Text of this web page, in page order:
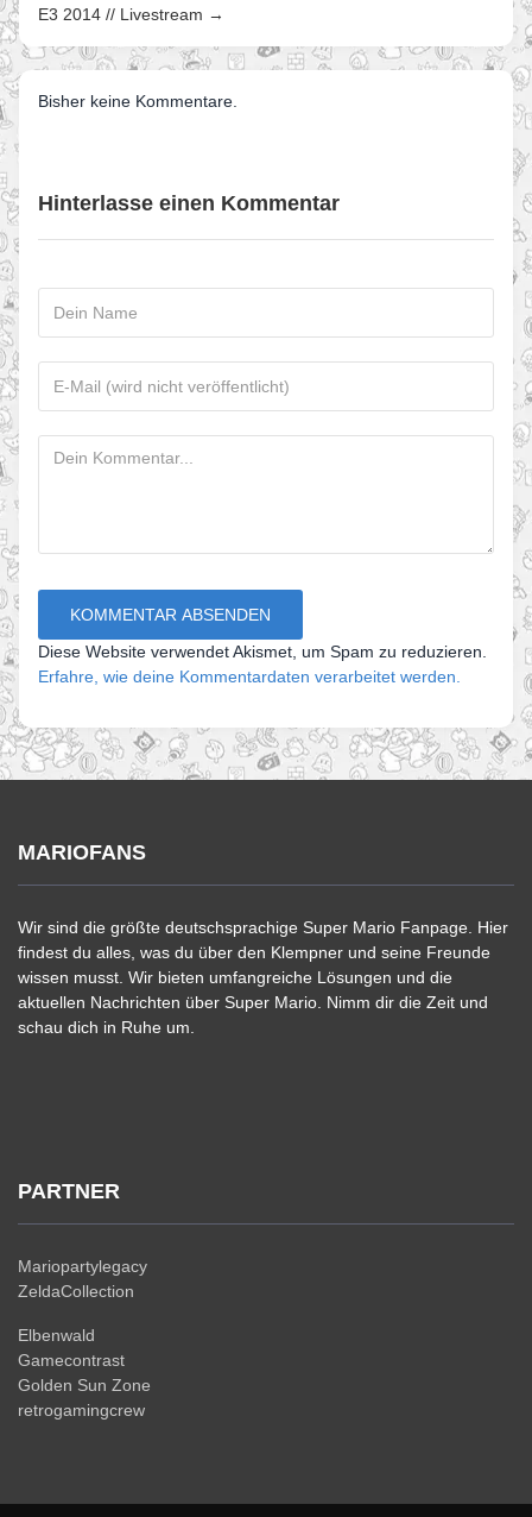
E3 2014 // Livestream →
Bisher keine Kommentare.
Hinterlasse einen Kommentar
Diese Website verwendet Akismet, um Spam zu reduzieren.
Erfahre, wie deine Kommentardaten verarbeitet werden.
MARIOFANS
Wir sind die größte deutschsprachige Super Mario Fanpage. Hier
findest du alles, was du über den Klempner und seine Freunde
wissen musst. Wir bieten umfangreiche Lösungen und die
aktuellen Nachrichten über Super Mario. Nimm dir die Zeit und
schau dich in Ruhe um.
PARTNER
Mariopartylegacy
ZeldaCollection
Elbenwald
Gamecontrast
Golden Sun Zone
retrogamingcrew